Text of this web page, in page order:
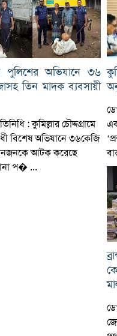
পুলিশের অভিযানে ৩৬
তিন মাদক ব্যবসায়ী
: কুমিল্লার চৌদ্দগ্রামে
বিশেষ অভিযানে ৩৬কেজি
আটক করেছে
প� ...